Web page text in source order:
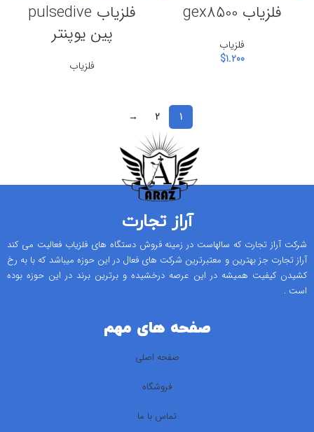
فلزیاب gex8500
فلزیاب
$1.200
فلزیاب pulsedive
پین یوپنتر
فلزیاب
1
2
→
آراز تجارت
شرکت آراز تجارت که سالهاست در زمینه فروش دستگاه های فلزیاب فعالیت می کند
آراز تجارت جز بهترین و معتبرترین شرکت های فعال در این حوزه میباشد که با به رخ
کشیدن کیفیت همیشه در این عرصه درخشیده و برترین برند در این حوزه بوده
است .
صفحه های مهم
صفحه اصلی
فروشگاه
تماس با ما